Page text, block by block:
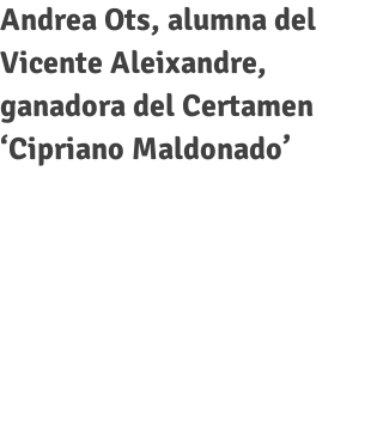
Andrea Ots, alumna del
Vicente Aleixandre,
ganadora del Certamen
‘Cipriano Maldonado’